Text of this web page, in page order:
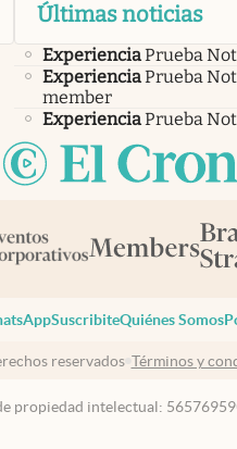
Últimas noticias
ExperienciaPrueba
ExperienciaPrueba
member
ExperienciaPrueba
SuscribiteQuiénes Somos
reservados Términos y
propiedad intelectual: 56576959